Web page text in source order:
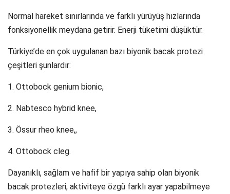
Normal hareket sınırlarında ve farklı yürüyüş hızlarında
fonksiyonellik meydana getirir. Enerji tüketimi düşüktür.
Türkiye’de en çok uygulanan bazı biyonik bacak protezi
çeşitleri şunlardır:
1. Ottobock genium bionic,
2. Nabtesco hybrid knee,
3. Össur rheo knee,,
4. Ottobock cleg.
Dayanıklı, sağlam ve hafif bir yapıya sahip olan biyonik
bacak protezleri, aktiviteye özgü farklı ayar yapabilmeye